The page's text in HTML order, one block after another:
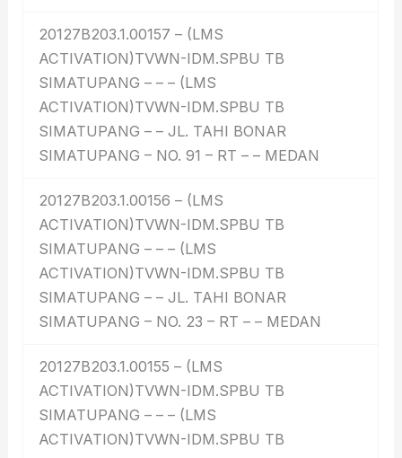
20127B203.1.00157 – (LMS
ACTIVATION)TVWN-IDM.SPBU TB
SIMATUPANG – – – (LMS
ACTIVATION)TVWN-IDM.SPBU TB
SIMATUPANG – – JL. TAHI BONAR
SIMATUPANG – NO. 91 – RT – – MEDAN
20127B203.1.00156 – (LMS
ACTIVATION)TVWN-IDM.SPBU TB
SIMATUPANG – – – (LMS
ACTIVATION)TVWN-IDM.SPBU TB
SIMATUPANG – – JL. TAHI BONAR
SIMATUPANG – NO. 23 – RT – – MEDAN
20127B203.1.00155 – (LMS
ACTIVATION)TVWN-IDM.SPBU TB
SIMATUPANG – – – (LMS
ACTIVATION)TVWN-IDM.SPBU TB